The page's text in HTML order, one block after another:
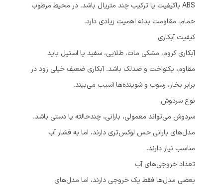
ABS باکیفیت یا ترکیب چند متریال باشد. در محیط مرطوب
حمام، مقاومت بدنه اهمیت زیادی دارد.
کیفیت آبکاری
آبکاری کروم، مشکی مات، طلایی، سفید یا استیل باید
مقاوم، یکنواخت و ضدلک باشد. آبکاری ضعیف خیلی زود در
برابر بخار، رسوب و شوینده‌ها آسیب می‌بیند.
نوع سردوش
سردوش می‌تواند معمولی، بارانی، چندحالته یا دستی باشد.
مدل‌های بارانی حس لوکس‌تری دارند، اما به فشار آب
مناسب نیاز دارند.
تعداد خروجی‌های آب
بعضی مدل‌ها فقط یک خروجی دارند، اما مدل‌های